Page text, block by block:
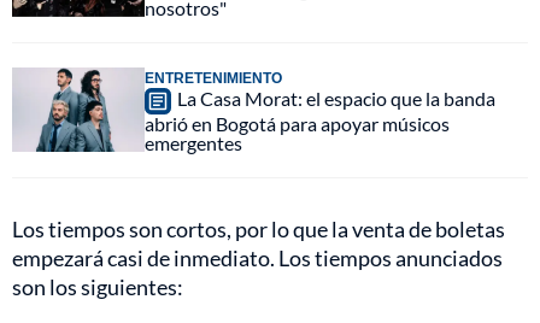
nosotros"
ENTRETENIMIENTO
La Casa Morat: el espacio que la banda
abrió en Bogotá para apoyar músicos
emergentes
Los tiempos son cortos, por lo que la venta de boletas
empezará casi de inmediato. Los tiempos anunciados
son los siguientes: